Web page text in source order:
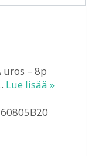
uros – 8p
Lue lisää »